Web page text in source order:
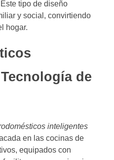
tipo de diseño
y social, convirtiendo
hogar.
de
inteligentes
en las cocinas de
equipados con